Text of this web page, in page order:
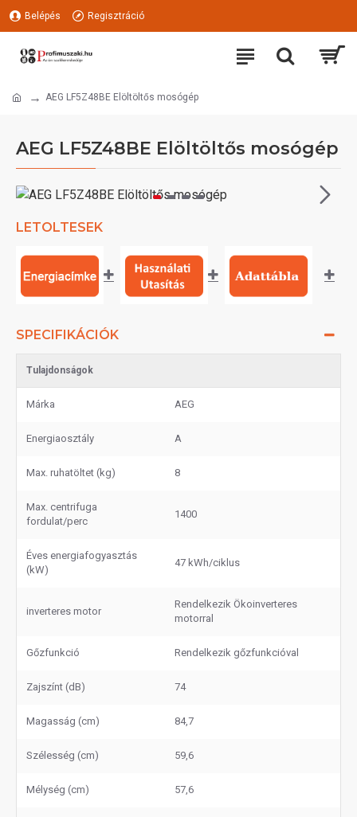
Belépés Regisztráció
AEG LF5Z48BE Elöltöltős mosógép
AEG LF5Z48BE Elöltöltős mosógép
LETOLTESEK
SPECIFIKÁCIÓK
Tulajdonságok
Márka AEG
Energiaosztály A
Max. ruhatöltet (kg) 8
Max. centrifuga
fordulat/perc
1400
Éves energiafogyasztás
(kW)
47 kWh/ciklus
inverteres motor
Rendelkezik Ökoinverteres
motorral
Gőzfunkció Rendelkezik gőzfunkcióval
Zajszínt (dB) 74
Magasság (cm) 84,7
Szélesség (cm) 59,6
Mélység (cm) 57,6